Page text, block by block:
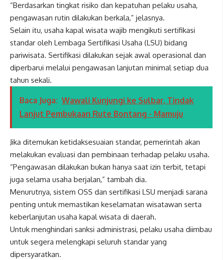
“Berdasarkan tingkat risiko dan kepatuhan pelaku usaha,
pengawasan rutin dilakukan berkala,” jelasnya.
Selain itu, usaha kapal wisata wajib mengikuti sertifikasi
standar oleh Lembaga Sertifikasi Usaha (LSU) bidang
pariwisata. Sertifikasi dilakukan sejak awal operasional dan
diperbarui melalui pengawasan lanjutan minimal setiap dua
tahun sekali.
Baca Juga: Wawali Kunjungi ke Sulbar, Tindak
Lanjut Pembukaan Rute Bontang - Mamuju
Jika ditemukan ketidaksesuaian standar, pemerintah akan
melakukan evaluasi dan pembinaan terhadap pelaku usaha.
“Pengawasan dilakukan bukan hanya saat izin terbit, tetapi
juga selama usaha berjalan,” tambah dia.
Menurutnya, sistem OSS dan sertifikasi LSU menjadi sarana
penting untuk memastikan keselamatan wisatawan serta
keberlanjutan usaha kapal wisata di daerah.
Untuk menghindari sanksi administrasi, pelaku usaha diimbau
untuk segera melengkapi seluruh standar yang
dipersyaratkan.